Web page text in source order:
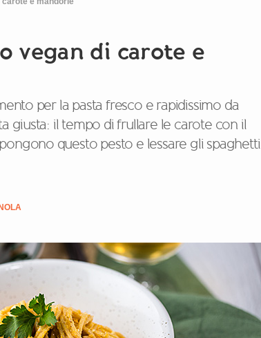
vegan di carote e
per la pasta fresco e rapidissimo da
giusta: il tempo di frullare le carote con il
questo pesto e lessare gli spaghetti